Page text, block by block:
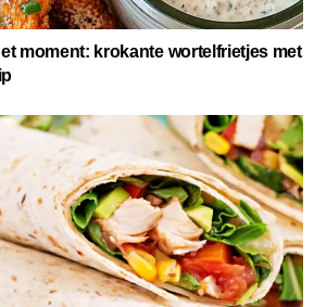
moment: krokante wortelfrietjes met